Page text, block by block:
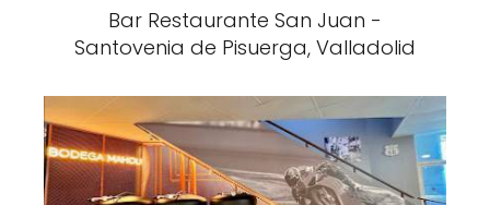
Bar Restaurante San Juan -
Santovenia de Pisuerga, Valladolid